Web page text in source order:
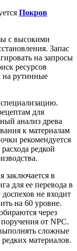
Покров
с высокими
Запас
на запросы
ресурсов
на рутинные
для
анализ древа
к материалам
рекомендуется
редкой
заключается в
для ее перевода в
не входит
на 60 уровне.
через
от NPC.
сложные
материалов.